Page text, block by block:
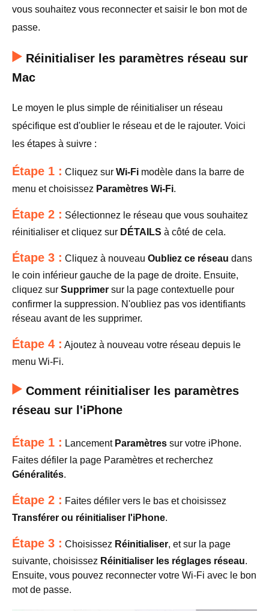
vous souhaitez vous reconnecter et saisir le bon mot de
passe.
Réinitialiser les paramètres réseau sur
Mac
Le moyen le plus simple de réinitialiser un réseau
spécifique est d'oublier le réseau et de le rajouter. Voici
les étapes à suivre :
Étape 1 : Cliquez sur Wi-Fi modèle dans la barre de
menu et choisissez Paramètres Wi-Fi.
Étape 2 : Sélectionnez le réseau que vous souhaitez
réinitialiser et cliquez sur DÉTAILS à côté de cela.
Étape 3 : Cliquez à nouveau Oubliez ce réseau dans
le coin inférieur gauche de la page de droite. Ensuite,
cliquez sur Supprimer sur la page contextuelle pour
confirmer la suppression. N'oubliez pas vos identifiants
réseau avant de les supprimer.
Étape 4 : Ajoutez à nouveau votre réseau depuis le
menu Wi-Fi.
Comment réinitialiser les paramètres
réseau sur l'iPhone
Étape 1 : Lancement Paramètres sur votre iPhone.
Faites défiler la page Paramètres et recherchez
Généralités.
Étape 2 : Faites défiler vers le bas et choisissez
Transférer ou réinitialiser l'iPhone.
Étape 3 : Choisissez Réinitialiser, et sur la page
suivante, choisissez Réinitialiser les réglages réseau.
Ensuite, vous pouvez reconnecter votre Wi-Fi avec le bon
mot de passe.